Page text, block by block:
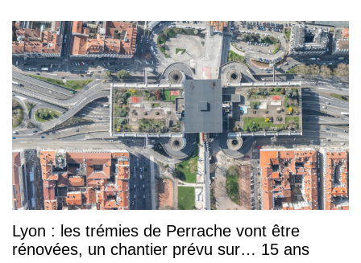
Lyon : les trémies de Perrache vont être
rénovées, un chantier prévu sur… 15 ans